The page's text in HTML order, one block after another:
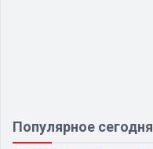
Популярное сегодня